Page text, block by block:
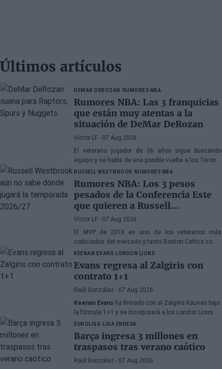
Últimos artículos
DEMAR DEROZAN RUMORES NBA
Rumores NBA: Las 3 franquicias
que están muy atentas a la
situación de DeMar DeRozan
Víctor LF - 07 Aug 2026
El veterano jugador de 36 años sigue buscando
equipo y se habla de una posible vuelta a los Toronto
Raptors o San Antonio Spurs, mientras Denver
Nuggets también forma parte de la ecuación
RUSSELL WESTBROOK RUMORES NBA
Rumores NBA: Los 3 pesos
pesados de la Conferencia Este
que quieren a Russell
Westbrook
Víctor LF - 07 Aug 2026
El MVP de 2018 es uno de los veteranos más
codiciados del mercado y tanto Boston Celtics como
Cleveland Cavaliers y Detroit Pistons estarían
interesados en hacerse con sus servicios
KEENAN EVANS LONDON LIONS
Evans regresa al Zalgiris con
contrato 1+1
Raúl González - 07 Aug 2026
Keenan Evans ha firmado con el Zalgiris Kaunas bajo
la fórmula 1+1 y se incorporará a los London Lions en
calidad de cedido durante la temporada 2026/27. El
base estadounidense continúa su proceso de
recuperación tras las lesiones sufridas en los
últimos meses.
EUROLIGA LIGA ENDESA
Barça ingresa 3 millones en
traspasos tras verano caótico
Raúl González - 07 Aug 2026